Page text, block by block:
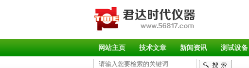
网站主页 技术文章 新闻资讯 测试设备